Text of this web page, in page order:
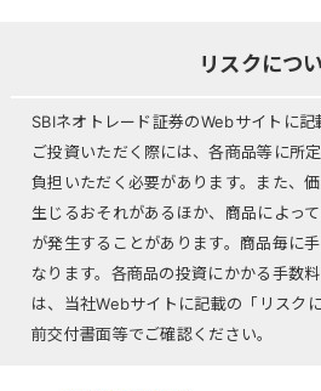
リスクにつ
SBIネオトレード証券のWebサイトに
ご投資いただく際には、各商品等に所
負担いただく必要があります。また、
生じるおそれがあるほか、商品によっ
が発生することがあります。商品毎に
なります。各商品の投資にかかる手数
は、当社Webサイトに記載の「リスク
前交付書面等でご確認ください。